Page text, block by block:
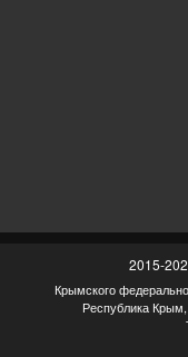
2015-
Крымского
Республика